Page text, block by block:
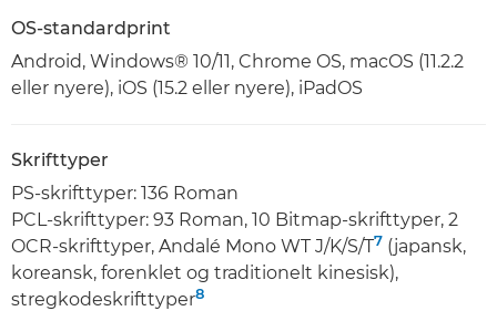
OS-standardprint
Android, Windows® 10/11, Chrome OS, macOS (11.2.2
eller nyere), iOS (15.2 eller nyere), iPadOS
Skrifttyper
PS-skrifttyper: 136 Roman
PCL-skrifttyper: 93 Roman, 10 Bitmap-skrifttyper, 2
OCR-skrifttyper, Andalé Mono WT J/K/S/T7 (japansk,
koreansk, forenklet og traditionelt kinesisk),
stregkodeskrifttyper8